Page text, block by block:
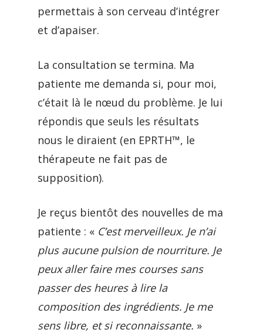
permettais à son cerveau d’intégrer
et d’apaiser.
La consultation se termina. Ma
patiente me demanda si, pour moi,
c’était là le nœud du problème. Je lui
répondis que seuls les résultats
nous le diraient (en EPRTH™, le
thérapeute ne fait pas de
supposition).
Je reçus bientôt des nouvelles de ma
patiente : « C’est merveilleux. Je n’ai
plus aucune pulsion de nourriture. Je
peux aller faire mes courses sans
passer des heures à lire la
composition des ingrédients. Je me
sens libre, et si reconnaissante. »